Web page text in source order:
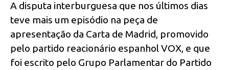
A disputa interburguesa que nos últimos dias
teve mais um episódio na peça de
apresentação da Carta de Madrid, promovido
pelo partido reacionário espanhol VOX, e que
foi escrito pelo Grupo Parlamentar do Partido